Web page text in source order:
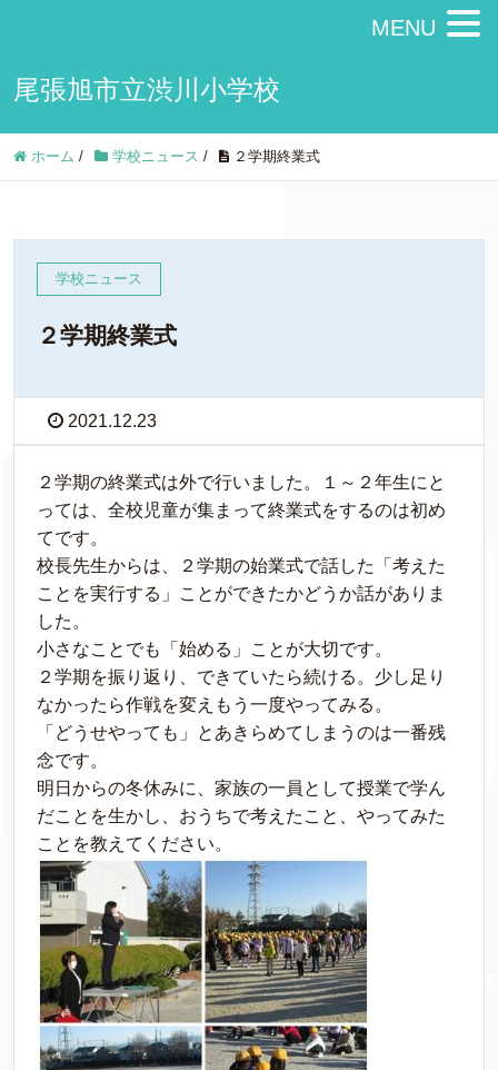
尾張旭市立渋川小学校
ホーム / 学校ニュース / ２学期終業式
学校ニュース
２学期終業式
2021.12.23
２学期の終業式は外で行いました。１～２年生にと
っては、全校児童が集まって終業式をするのは初め
てです。
校長先生からは、２学期の始業式で話した「考えた
ことを実行する」ことができたかどうか話がありま
した。
小さなことでも「始める」ことが大切です。
２学期を振り返り、できていたら続ける。少し足り
なかったら作戦を変えもう一度やってみる。
「どうせやっても」とあきらめてしまうのは一番残
念です。
明日からの冬休みに、家族の一員として授業で学ん
だことを生かし、おうちで考えたこと、やってみた
ことを教えてください。
MENU